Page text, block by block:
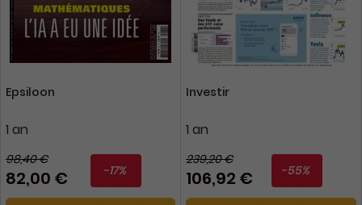
Epsiloon
1 an
98,40 €
82,00 € -17%
Investir
1 an
239,20 €
106,92 € -55%